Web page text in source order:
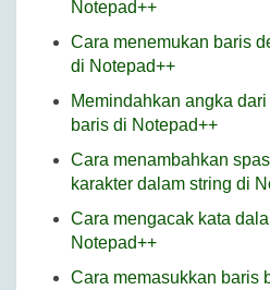
Notepad++
Cara menemukan baris
di Notepad++
Memindahkan angka
baris di Notepad++
Cara menambahkan
karakter dalam string di
Cara mengacak kata
Notepad++
Cara memasukkan baris